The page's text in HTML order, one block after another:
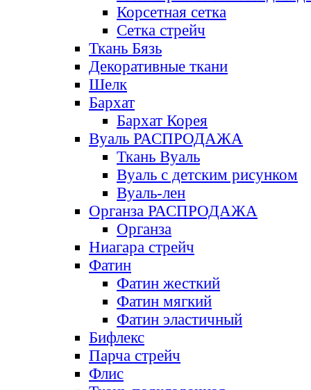
Корсетная сетка
Сетка стрейч
Ткань Бязь
Декоративные ткани
Шелк
Бархат
Бархат Корея
Вуаль РАСПРОДАЖА
Ткань Вуаль
Вуаль с детским рисунком
Вуаль-лен
Органза РАСПРОДАЖА
Органза
Ниагара стрейч
Фатин
Фатин жесткий
Фатин мягкий
Фатин элаcтичный
Бифлекс
Парча стрейч
Флис